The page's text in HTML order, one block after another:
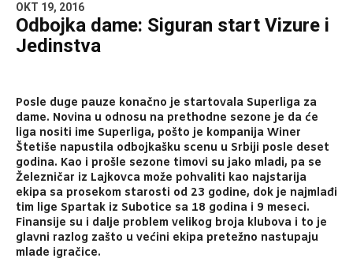
OKT 19, 2016
Odbojka dame: Siguran start Vizure i
Jedinstva
Posle duge pauze konačno je startovala Superliga za
dame. Novina u odnosu na prethodne sezone je da će
liga nositi ime Superliga, pošto je kompanija Winer
Štetiše napustila odbojkašku scenu u Srbiji posle deset
godina. Kao i prošle sezone timovi su jako mladi, pa se
Železničar iz Lajkovca može pohvaliti kao najstarija
ekipa sa prosekom starosti od 23 godine, dok je najmlađi
tim lige Spartak iz Subotice sa 18 godina i 9 meseci.
Finansije su i dalje problem velikog broja klubova i to je
glavni razlog zašto u većini ekipa pretežno nastupaju
mlade igračice.